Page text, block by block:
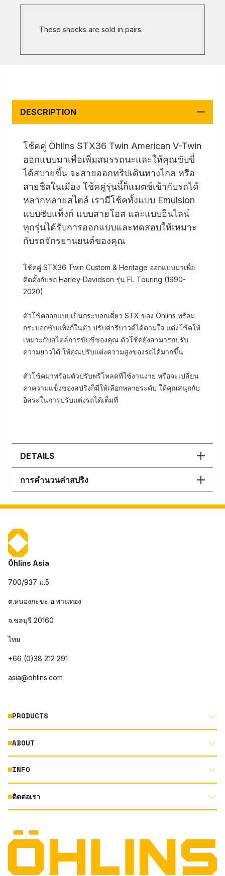
These shocks are sold in pairs.
DESCRIPTION
โช้คคู่ Öhlins STX36 Twin American V-Twin
ออกแบบมาเพื่อเพิ่มสมรรถนะและให้คุณขับขี่
ได้สบายขึ้น จะสายออกทริปเดินทางไกล หรือ
สายชิลในเมือง โช้คคู่รุ่นนี้ก็แมตช์เข้ากับรถได้
หลากหลายสไตล์ เรามีโช้คทั้งแบบ Emulsion
แบบซับแท็งก์ แบบสายโฮส และแบบอินไลน์
ทุกรุ่นได้รับการออกแบบและทดสอบให้เหมาะ
กับรถจักรยานยนต์ของคุณ
โช้คคู่ STX36 Twin Custom & Heritage ออกแบบมาเพื่อ
ติดตั้งกับรถ Harley-Davidson รุ่น FL Touring (1990-
2020)
ตัวโช้คออกแบบเป็นกระบอกเดี่ยว STX ของ Öhlins พร้อม
กระบอกซับแท็งก์ในตัว ปรับค่ารีบาวด์ได้ตามใจ แต่งโช้คให้
เหมาะกับสไตล์การขับขี่ของคุณ ตัวโช้คยังสามารถปรับ
ความยาวได้ ให้คุณปรับแต่งความสูงของรถได้มากขึ้น
ตัวโช้คมาพร้อมตัวปรับพรีโหลดที่ใช้งานง่าย หรือจะเปลี่ยน
ค่าความแข็งของสปริงก็มีให้เลือกหลายระดับ ให้คุณสนุกกับ
อิสระในการปรับแต่งรถได้เต็มที่
DETAILS
การคำนวนค่าสปริง
Öhlins Asia
700/937 ม.5
ต.หนองกะขะ อ.พานทอง
จ.ชลบุรี 20160
ไทย
+66 (0)38 212 291
asia@ohlins.com
PRODUCTS
MOTORCYCLE
AUTOMOTIVE
ABOUT
ABOUT US
RACING
TERMS AND CONDITIONS
PRIVACY STATEMENT
INFO
DOCUMENT LIBRARY
TECHNOLOGY
ORIGINAL EQUIPMENT
ติดต่อเรา
INSTAGRAM
FACEBOOK